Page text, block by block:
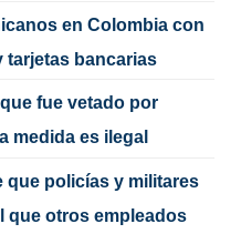
en Colombia con
tarjetas bancarias
fue vetado por
medida es ilegal
que policías y militares
que otros empleados